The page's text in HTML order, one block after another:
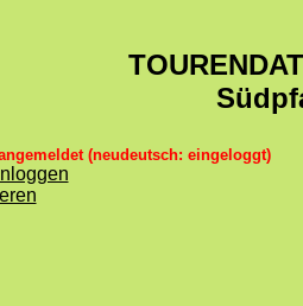
(neudeutsch: eingeloggt)